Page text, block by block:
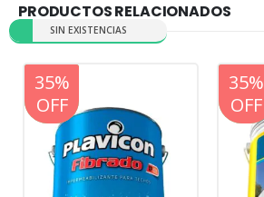
SIN EXISTENCIAS
PRODUCTOS RELACIONADOS
20%
OFF
35%
OFF
20%
OFF
35%
OFF